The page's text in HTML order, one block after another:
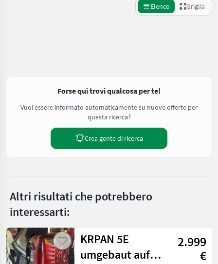
Elenco Griglia
Forse qui trovi qualcosa per te!
Vuoi essere informato automaticamente su nuove offerte per
questa ricerca?
Crea gente di ricerca
Altri risultati che potrebbero
interessarti:
KRPAN 5E
umgebaut auf
2.999
€